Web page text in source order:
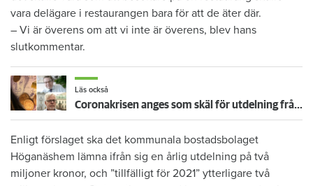
vara delägare i restaurangen bara för att de äter där.
– Vi är överens om att vi inte är överens, blev hans
slutkommentar.
Läs också
Coronakrisen anges som skäl för utdelning från allmännyttan
Enligt förslaget ska det kommunala bostadsbolaget
Höganäshem lämna ifrån sig en årlig utdelning på två
miljoner kronor, och ”tillfälligt för 2021” ytterligare två